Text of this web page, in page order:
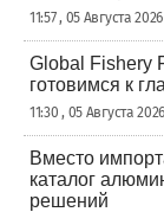
11:57 , 05 Августа
Global Fishery
готовимся к
11:30 , 05 Августа
Вместо
каталог
решений